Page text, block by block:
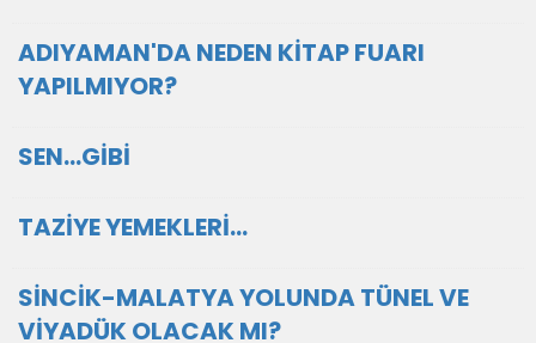
ADIYAMAN'DA NEDEN KİTAP FUARI
YAPILMIYOR?
SEN...GİBİ
TAZİYE YEMEKLERİ…
SİNCİK-MALATYA YOLUNDA TÜNEL VE
VİYADÜK OLACAK MI?